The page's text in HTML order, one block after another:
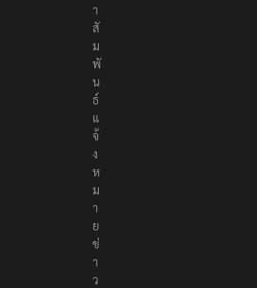
ช
า
สั
ม
พั
น
ธ์
แ
จ้
ง
ห
ม
า
ย
ข่
า